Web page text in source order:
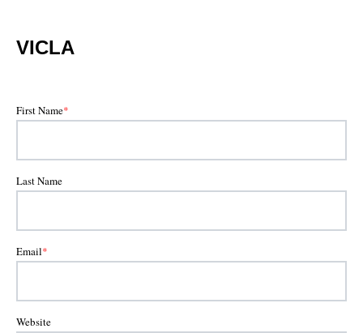
VICLA
First Name*
Last Name
Email*
Website